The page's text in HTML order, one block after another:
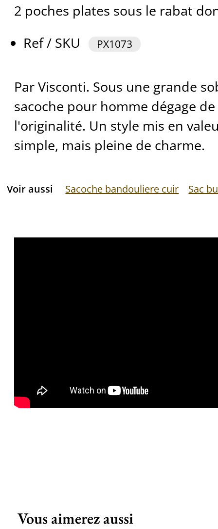
2 poches plates sous le rabat
Ref / SKU
PX1073
Par Visconti. Sous une grande
sacoche pour homme dégage
l'originalité. Un style mis en
simple, mais pleine de charme.
Voir aussi Sacoche bandouliere cuir Sac
Vous aimerez aussi